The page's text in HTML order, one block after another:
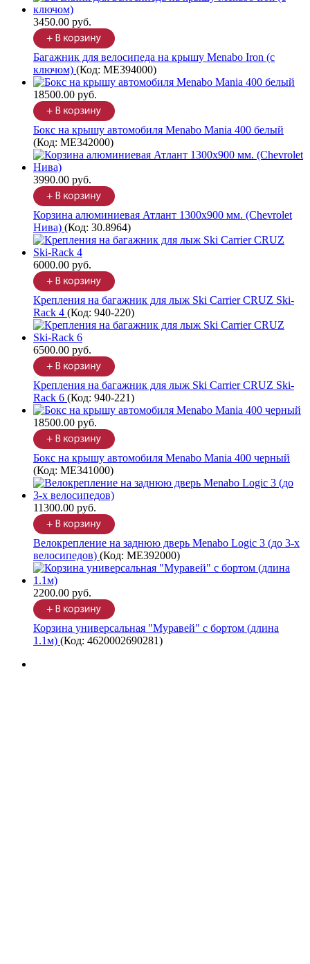
3450.00 руб.
Багажник для велосипеда на крышу Menabo Iron (с
ключом) (Код: ME394000)
18500.00 руб.
Бокс на крышу автомобиля Menabo Mania 400 белый
(Код: ME342000)
3990.00 руб.
Корзина алюминиевая Атлант 1300х900 мм. (Chevrolet
Нива) (Код: 30.8964)
6000.00 руб.
Крепления на багажник для лыж Ski Carrier CRUZ Ski-
Rack 4 (Код: 940-220)
6500.00 руб.
Крепления на багажник для лыж Ski Carrier CRUZ Ski-
Rack 6 (Код: 940-221)
18500.00 руб.
Бокс на крышу автомобиля Menabo Mania 400 черный
(Код: ME341000)
11300.00 руб.
Велокрепление на заднюю дверь Menabo Logic 3 (до 3-х
велосипедов) (Код: ME392000)
2200.00 руб.
Корзина универсальная "Муравей" с бортом (длина
1.1м) (Код: 4620002690281)